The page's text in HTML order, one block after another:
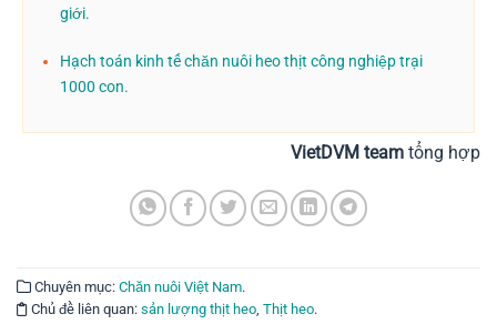
giới.
Hạch toán kinh tế chăn nuôi heo thịt công nghiệp trại
1000 con.
VietDVM team tổng hợp
Chuyên mục: Chăn nuôi Việt Nam.
Chủ đề liên quan: sản lượng thịt heo Thịt heo.